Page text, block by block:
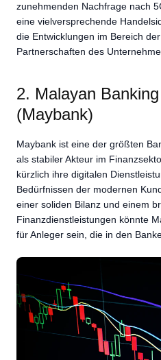
zunehmenden Nachfrage nach
eine vielversprechende
die Entwicklungen im Bereich
Partnerschaften des
2. Malayan
(Maybank)
Maybank ist eine der größten
als stabiler Akteur im
kürzlich ihre digitalen
Bedürfnissen der modernen
einer soliden Bilanz und einem
Finanzdienstleistungen könnte
für Anleger sein, die in den